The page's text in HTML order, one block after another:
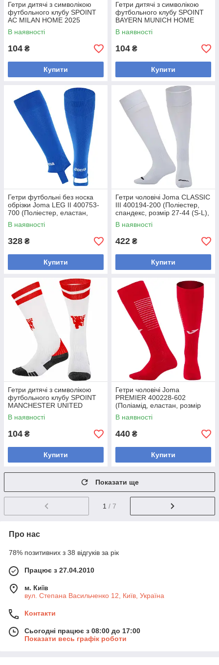
Гетри дитячі з символікою
футбольного клубу SPOINT
AC MILAN HOME 2025
ETM2505-ACM2 (розмір 32-
39, білий)
В наявності
104 ₴
Купити
Гетри дитячі з символікою
футбольного клубу SPOINT
BAYERN MUNICH HOME
2025 ETM2504-BM1 (розмір
32-39, червоний)
В наявності
104 ₴
Купити
Гетри футбольні без носка
обрізки Joma LEG II 400753-
700 (Поліестер, еластан,
розмір 35-46, синій)
В наявності
328 ₴
Купити
Гетри чоловічі Joma CLASSIC
III 400194-200 (Поліестер,
спандекс, розмір 27-44 (S-L),
білий)
В наявності
422 ₴
Купити
Гетри дитячі з символікою
футбольного клубу SPOINT
MANCHESTER UNITED
HOME 2025 ETM2520-MU2
(розмір 32-39, білий-
В наявності
104 ₴
Купити
Гетри чоловічі Joma
PREMIER 400228-602
(Поліамід, еластан, розмір
27-44 (S-L), червоний)
В наявності
440 ₴
Купити
Показати ще
1 / 7
Про нас
78% позитивних з 38 відгуків за рік
Працює з 27.04.2010
м. Київ
вул. Степана Васильченко 12, Київ, Україна
Контакти
Сьогодні працює з 08:00 до 17:00
Показати весь графік роботи